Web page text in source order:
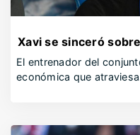
Xavi se sinceró
El entrenador del
económica que